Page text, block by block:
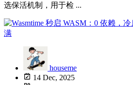
选保活机制，用于检 ...
houseme
14 Dec, 2025